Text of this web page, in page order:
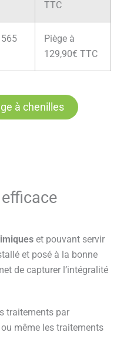
TTC
Piège à
129,90€ TTC
à chenilles
et pouvant servir
et posé à la bonne
de capturer l’intégralité
traitements par
même les traitements